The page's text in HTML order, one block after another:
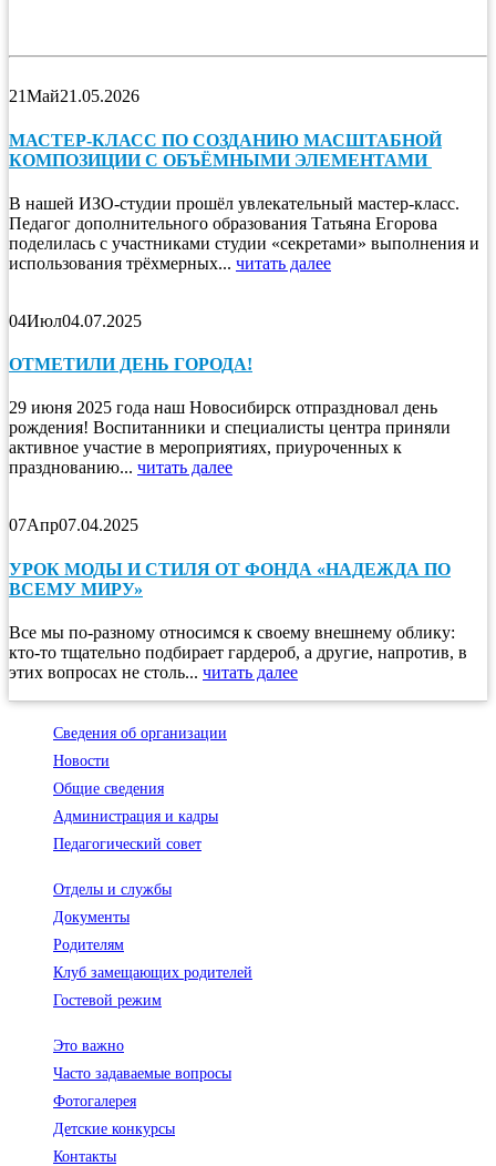
21Май21.05.2026
МАСТЕР-КЛАСС ПО СОЗДАНИЮ МАСШТАБНОЙ
КОМПОЗИЦИИ С ОБЪЁМНЫМИ ЭЛЕМЕНТАМИ
В нашей ИЗО-студии прошёл увлекательный мастер-класс.
Педагог дополнительного образования Татьяна Егорова
поделилась с участниками студии «секретами» выполнения и
использования трёхмерных... читать далее
04Июл04.07.2025
ОТМЕТИЛИ ДЕНЬ ГОРОДА!
29 июня 2025 года наш Новосибирск отпраздновал день
рождения! Воспитанники и специалисты центра приняли
активное участие в мероприятиях, приуроченных к
празднованию... читать далее
07Апр07.04.2025
УРОК МОДЫ И СТИЛЯ ОТ ФОНДА «НАДЕЖДА ПО
ВСЕМУ МИРУ»
Все мы по-разному относимся к своему внешнему облику:
кто-то тщательно подбирает гардероб, а другие, напротив, в
этих вопросах не столь... читать далее
Сведения об организации
Новости
Общие сведения
Администрация и кадры
Педагогический совет
Отделы и службы
Документы
Родителям
Клуб замещающих родителей
Гостевой режим
Это важно
Часто задаваемые вопросы
Фотогалерея
Детские конкурсы
Контакты